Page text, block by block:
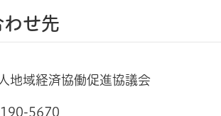
わせ先
地域経済協働促進協議会
5670